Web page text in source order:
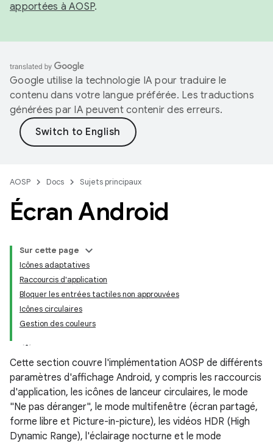
apportées à AOSP.
Google utilise la technologie IA pour traduire le
contenu dans votre langue préférée. Les traductions
générées par IA peuvent contenir des erreurs.
AOSP Docs Sujets principaux
Écran Android
Sur cette page
Icônes adaptatives
Raccourcis d'application
Bloquer les entrées tactiles non approuvées
Icônes circulaires
Gestion des couleurs
Cette section couvre l'implémentation AOSP de différents
paramètres d'affichage Android, y compris les raccourcis
d'application, les icônes de lanceur circulaires, le mode
"Ne pas déranger", le mode multifenêtre (écran partagé,
forme libre et Picture-in-picture), les vidéos HDR (High
Dynamic Range), l'éclairage nocturne et le mode